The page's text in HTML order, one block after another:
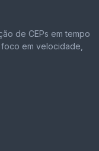
de CEPs em tempo
em velocidade,